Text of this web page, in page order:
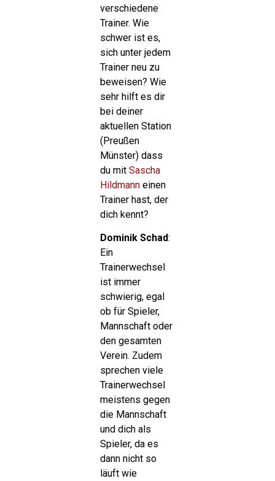
verschiedene
Trainer. Wie
schwer ist es,
sich unter jedem
Trainer neu zu
beweisen? Wie
sehr hilft es dir
bei deiner
aktuellen Station
(Preußen
Münster) dass
du mit Sascha
Hildmanneinen
Trainer hast, der
dich kennt?
Dominik Schad:
Ein
Trainerwechsel
ist immer
schwierig, egal
ob für Spieler,
Mannschaft oder
den gesamten
Verein. Zudem
sprechen viele
Trainerwechsel
meistens gegen
die Mannschaft
und dich als
Spieler, da es
dann nicht so
läuft wie